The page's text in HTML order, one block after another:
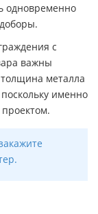
одновременно
с
важны
металла
именно